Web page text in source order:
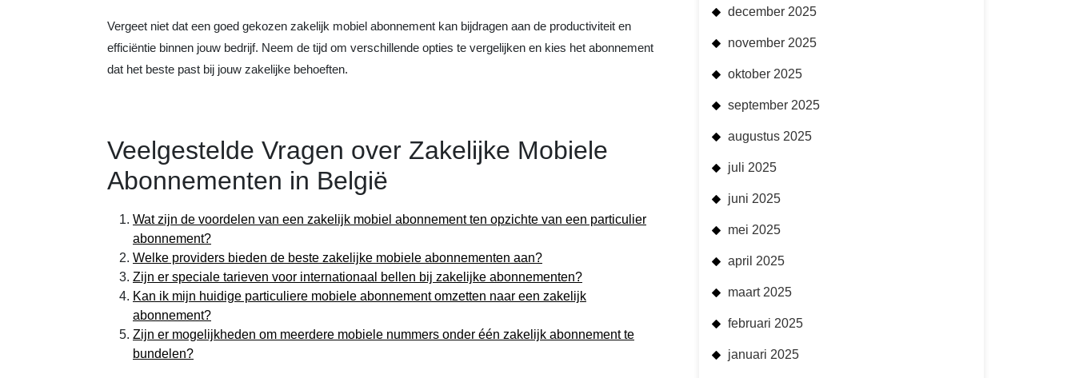
Vergeet niet dat een goed gekozen zakelijk mobiel abonnement kan bijdragen aan de productiviteit en
efficiëntie binnen jouw bedrijf. Neem de tijd om verschillende opties te vergelijken en kies het abonnement
dat het beste past bij jouw zakelijke behoeften.
Veelgestelde Vragen over Zakelijke Mobiele
Abonnementen in België
Wat zijn de voordelen van een zakelijk mobiel abonnement ten opzichte van een particulier
abonnement?
Welke providers bieden de beste zakelijke mobiele abonnementen aan?
Zijn er speciale tarieven voor internationaal bellen bij zakelijke abonnementen?
Kan ik mijn huidige particuliere mobiele abonnement omzetten naar een zakelijk
abonnement?
Zijn er mogelijkheden om meerdere mobiele nummers onder één zakelijk abonnement te
bundelen?
december 2025
november 2025
oktober 2025
september 2025
augustus 2025
juli 2025
juni 2025
mei 2025
april 2025
maart 2025
februari 2025
januari 2025